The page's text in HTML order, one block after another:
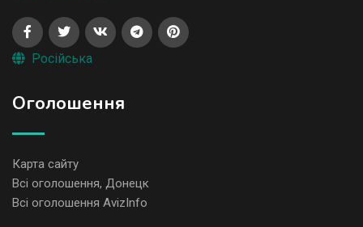
Російська
Оголошення
Карта сайту
Всі оголошення, Донецк
Всі оголошення AvizInfo